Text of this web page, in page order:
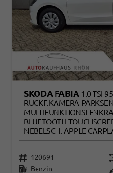
SKODA FABIA 1.0 TSI
RÜCKF.KAMERA
BLUETOOTH
NEBELSCH. APPLE
120691
Benzin